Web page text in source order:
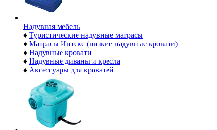
Надувная мебель
♦ Туристические надувные матрасы
♦ Матрасы Интекс (низкие надувные кровати)
♦ Надувные кровати
♦ Надувные диваны и кресла
♦ Аксессуары для кроватей